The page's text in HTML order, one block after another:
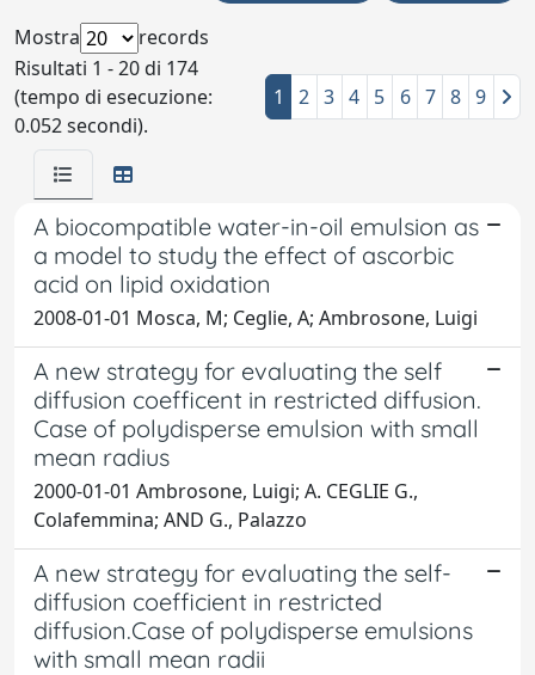
Mostra
records
Risultati 1 - 20 di 174
(tempo di esecuzione:
0.052 secondi).
1 2 3 4 5 6 7 8 9
A biocompatible water-in-oil emulsion as
a model to study the effect of ascorbic
acid on lipid oxidation
2008-01-01 Mosca, M; Ceglie, A; Ambrosone, Luigi
A new strategy for evaluating the self
diffusion coefficent in restricted diffusion.
Case of polydisperse emulsion with small
mean radius
2000-01-01 Ambrosone, Luigi; A. CEGLIE G.,
Colafemmina; AND G., Palazzo
A new strategy for evaluating the self-
diffusion coefficient in restricted
diffusion.Case of polydisperse emulsions
with small mean radii